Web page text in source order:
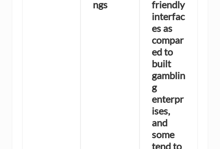
ngs
friendly
interfac
es as
compar
ed to
built
gamblin
g
enterpr
ises,
and
some
tend to